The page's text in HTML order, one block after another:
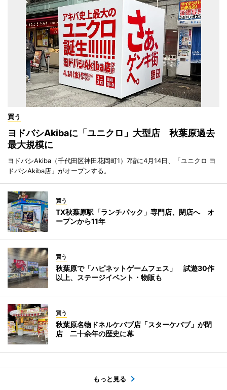
買う
ヨドバシAkibaに「ユニクロ」大型店 秋葉原過去
最大規模に
ヨドバシAkiba（千代田区神田花岡町1）7階に4月14日、「ユニクロ ヨ
ドバシAkiba店」がオープンする。
買う
TX秋葉原駅「ランチパック」専門店、閉店へ オ
ープンから11年
買う
秋葉原で「ハピネットゲームフェス」 試遊30作
以上、ステージイベント・物販も
買う
秋葉原名物ドネルケバブ店「スターケバブ」が閉
店 二十余年の歴史に幕
もっと見る